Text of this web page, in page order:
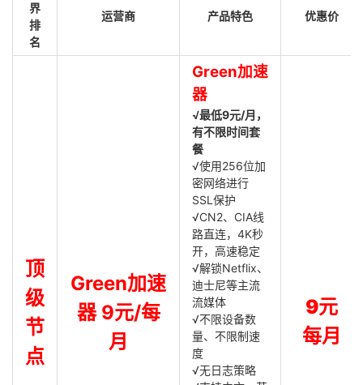
界
排
名
运营商 产品特色 优惠价
顶
级
节
点
Green加速
器 9元/每
月
Green加速
器
√最低9元/月，
有不限时间套
餐
√使用256位加
密网络进行
SSL保护
√CN2、CIA线
路直连，4K秒
开，高速稳定
√解锁Netflix、
迪士尼等主流
流媒体
√不限设备数
量、不限制速
度
√无日志策略
9元
每月